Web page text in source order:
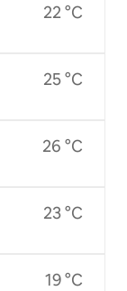
22 °C
25 °C
26 °C
23 °C
19 °C